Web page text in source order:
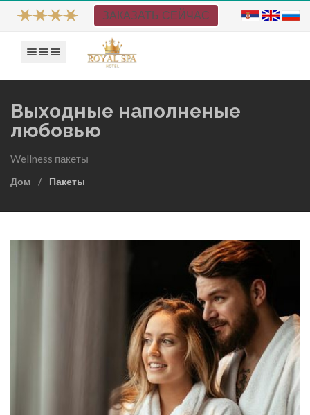
ЗАКАЗАТЬ СЕЙЧАС
Выходные наполненые
любовью
Wellness пакеты
Дом Пакеты